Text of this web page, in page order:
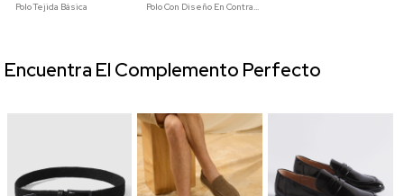
Polo Tejida Básica
Polo Con Diseño En Contraste
Encuentra El Complemento Perfecto